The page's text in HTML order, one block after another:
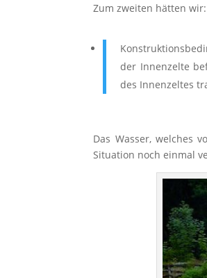
Zum zweiten hätten wir:
der Innenzelte
des Innenzeltes
Das Wasser, welches
Situation noch einmal